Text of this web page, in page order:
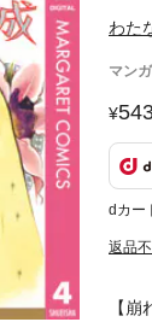
わた
マンガ
dカー
返品
【